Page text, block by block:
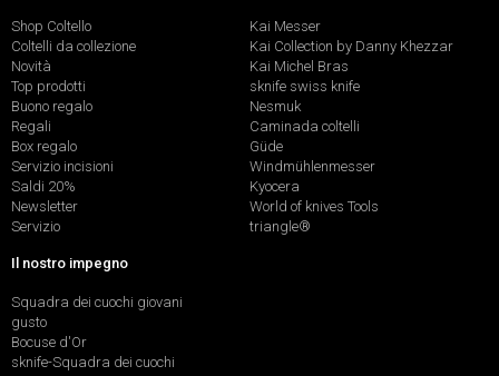
Shop Coltello
Coltelli da collezione
Novità
Top prodotti
Buono regalo
Regali
Box regalo
Servizio incisioni
Saldi 20%
Newsletter
Servizio
Kai Messer
Kai Collection by Danny Khezzar
Kai Michel Bras
sknife swiss knife
Nesmuk
Caminada coltelli
Güde
Windmühlenmesser
Kyocera
World of knives Tools
triangle®
Il nostro impegno
Squadra dei cuochi giovani
gusto
Bocuse d'Or
sknife-Squadra dei cuochi